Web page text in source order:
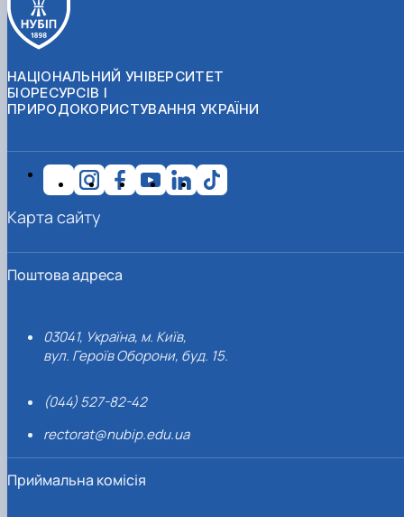
НАЦІОНАЛЬНИЙ УНІВЕРСИТЕТ
БІОРЕСУРСІВ І
ПРИРОДОКОРИСТУВАННЯ УКРАЇНИ
Поштова адреса
03041, Україна, м. Київ,
вул. Героїв Оборони, буд. 15.
(044) 527-82-42
rectorat@nubip.edu.ua
Приймальна комісія
Карта сайту